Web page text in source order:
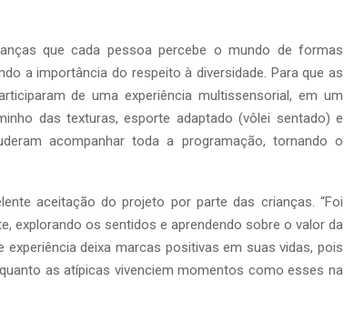
que cada pessoa percebe o mundo de formas
a importância do respeito à diversidade. Para que as
de uma experiência multissensorial, em um
das texturas, esporte adaptado (vôlei sentado) e
acompanhar toda a programação, tornando o
aceitação do projeto por parte das crianças. “Foi
explorando os sentidos e aprendendo sobre o valor da
deixa marcas positivas em suas vidas, pois
as atípicas vivenciem momentos como esses na